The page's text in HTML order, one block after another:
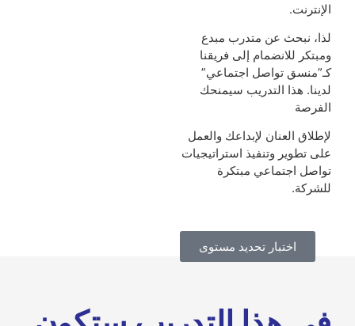
اختبار تحديد مستوى
الإنترنت.
لذا، نبحث عن متدرب مبدع
ومبتكر للانضمام إلى فريقنا
كـ”منسق تواصل اجتماعي”
لدينا. هذا التدريب سيمنحك
الفرصة
لإطلاق العنان لإبداعك والعمل
على تطوير وتنفيذ استراتيجيات
تواصل اجتماعي مبتكرة
للشركة.